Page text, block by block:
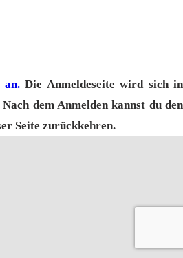
an.Die Anmeldeseite wird sich in
dem Anmelden kannst du den
Seite zurückkehren.